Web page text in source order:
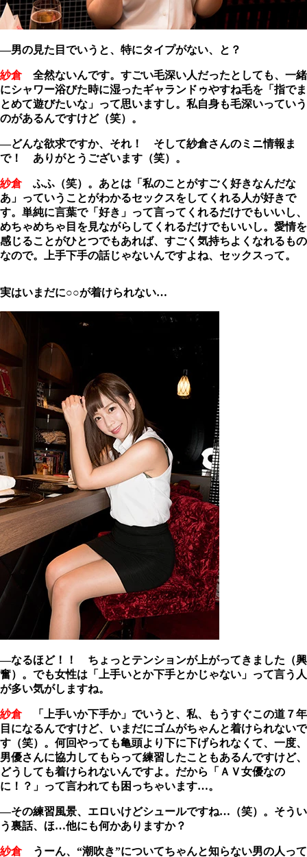
―男の見た目でいうと、特にタイプがない、と？
紗倉
全然ないんです。すごい毛深い人だったとしても、一緒
にシャワー浴びた時に湿ったギャランドゥやすね毛を「指でま
とめて遊びたいな」って思いますし。私自身も毛深いっていう
のがあるんですけど（笑）。
―どんな欲求ですか、それ！ そして紗倉さんのミニ情報ま
で！ ありがとうございます（笑）。
紗倉ふふ（笑）。あとは「私のことがすごく好きなんだな
あ」っていうことがわかるセックスをしてくれる人が好きで
す。単純に言葉で「好き」って言ってくれるだけでもいいし、
めちゃめちゃ目を見ながらしてくれるだけでもいいし。愛情を
感じることがひとつでもあれば、すごく気持ちよくなれるもの
なので。上手下手の話じゃないんですよね、セックスって。
実はいまだに○○が着けられない…
―なるほど！！ ちょっとテンションが上がってきました（興
奮）。でも女性は「上手いとか下手とかじゃない」って言う人
が多い気がしますね。
紗倉「上手いか下手か」でいうと、私、もうすぐこの道７年
目になるんですけど、いまだにゴムがちゃんと着けられないで
す（笑）。何回やっても亀頭より下に下げられなくて、一度、
男優さんに協力してもらって練習したこともあるんですけど、
どうしても着けられないんですよ。だから「ＡＶ女優なの
に！？」って言われても困っちゃいます…。
―その練習風景、エロいけどシュールですね…（笑）。そうい
う裏話、ほ…他にも何かありますか？
紗倉うーん、“潮吹き”についてちゃんと知らない男の人って